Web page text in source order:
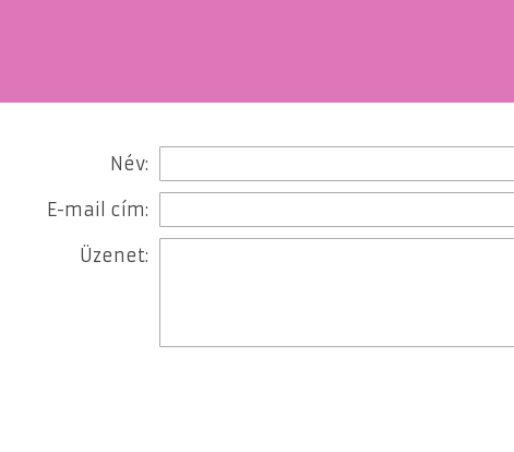
Név:
E-mail cím:
Üzenet: